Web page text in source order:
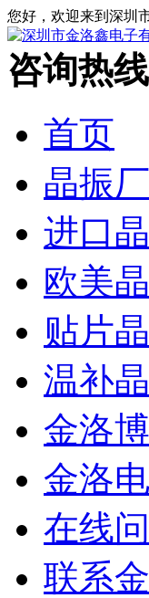
您好，欢迎来到深圳
咨询热线
首页
晶振
进口
欧美
贴片
温补
金洛
金洛
在线
联系